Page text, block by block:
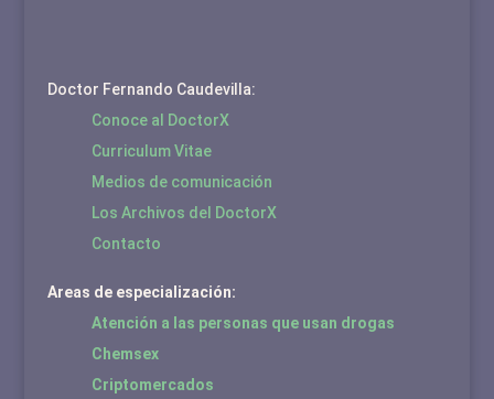
Doctor Fernando Caudevilla:
Conoce al DoctorX
Curriculum Vitae
Medios de comunicación
Los Archivos del DoctorX
Contacto
Areas de especialización:
Atención a las personas que usan drogas
Chemsex
Criptomercados